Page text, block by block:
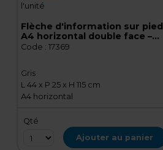
l'unité
Flèche d'information sur pied
A4 horizontal double face –
Porte-affiche sur pied -
Code : 17369
Gris
L 44 x P 25 x H 115 cm
A4 horizontal
Qté
Ajouter au panier